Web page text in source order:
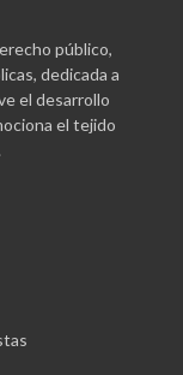
público,
dedicada a
el desarrollo
el tejido